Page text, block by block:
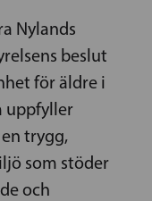
Nylands
beslut
för äldre i
uppfyller
trygg,
som stöder
och